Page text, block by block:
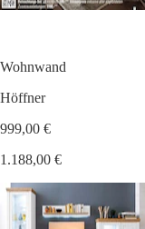
Wohnwand
Höffner
999,00 €
1.188,00 €